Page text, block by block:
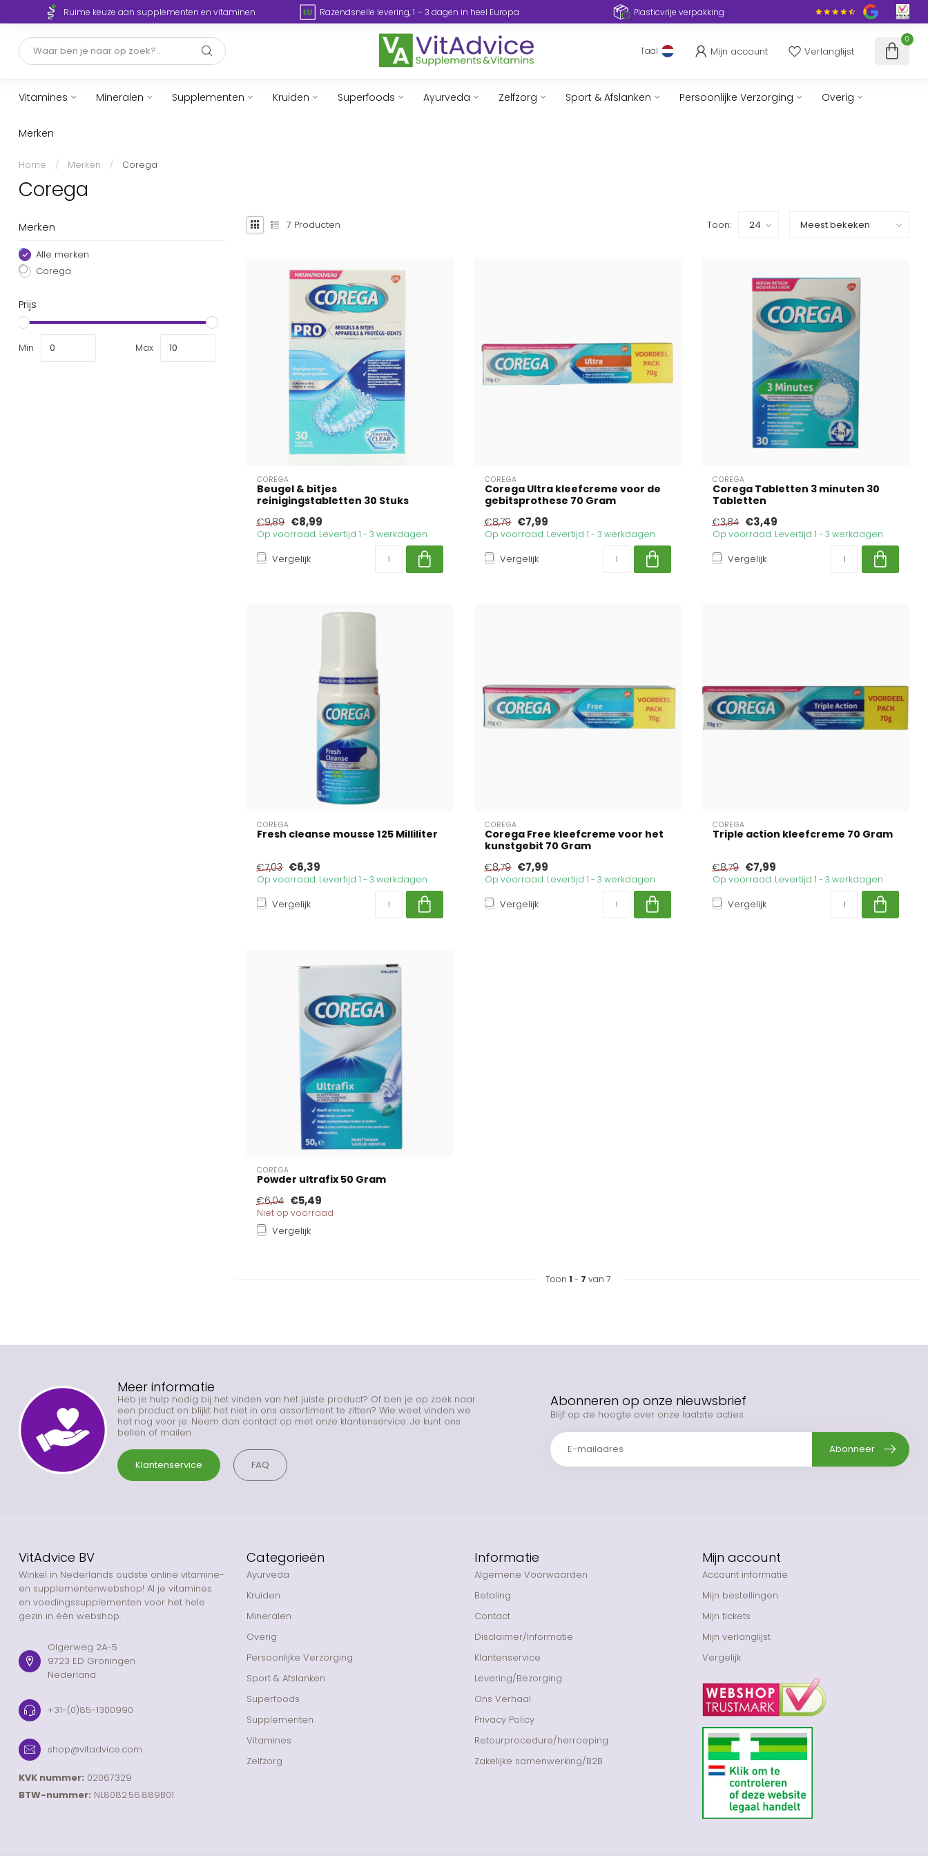
Ruime keuze aan supplementen en vitaminen Razendsnelle levering, 1 – 3 dagen in heel Europa Plasticvrije verpakking
Taal Mijn account Verlanglijst
0
Vitamines Mineralen Supplementen Kruiden Superfoods Ayurveda Zelfzorg Sport & Afslanken Persoonlijke Verzorging Overig
Merken
Home / Merken / Corega
Corega
Merken
Alle merken
Corega
Prijs
Min Max
7 Producten Toon:
COREGA
Beugel & bitjes
reinigingstabletten 30 Stuks
€9,89 €8,99
Op voorraad. Levertijd 1 - 3 werkdagen
Vergelijk
COREGA
Corega Ultra kleefcreme voor de
gebitsprothese 70 Gram
€8,79 €7,99
Op voorraad. Levertijd 1 - 3 werkdagen
Vergelijk
COREGA
Corega Tabletten 3 minuten 30
Tabletten
€3,84 €3,49
Op voorraad. Levertijd 1 - 3 werkdagen
Vergelijk
COREGA
Fresh cleanse mousse 125 Milliliter
€7,03 €6,39
Op voorraad. Levertijd 1 - 3 werkdagen
Vergelijk
COREGA
Corega Free kleefcreme voor het
kunstgebit 70 Gram
€8,79 €7,99
Op voorraad. Levertijd 1 - 3 werkdagen
Vergelijk
COREGA
Triple action kleefcreme 70 Gram
€8,79 €7,99
Op voorraad. Levertijd 1 - 3 werkdagen
Vergelijk
COREGA
Powder ultrafix 50 Gram
€6,04 €5,49
Niet op voorraad
Vergelijk
Toon 1 - 7 van 7
Meer informatie
Heb je hulp nodig bij het vinden van het juiste product? Of ben je op zoek naar
een product en blijkt het niet in ons assortiment te zitten? Wie weet vinden we
het nog voor je. Neem dan contact op met onze klantenservice. Je kunt ons
bellen of mailen.
Klantenservice FAQ
Abonneren op onze nieuwsbrief
Blijf op de hoogte over onze laatste acties
Abonneer
VitAdvice BV
Winkel in Nederlands oudste online vitamine-
en supplementenwebshop! Al je vitamines
en voedingssupplementen voor het hele
gezin in één webshop.
Olgerweg 2A-5
9723 ED Groningen
Nederland
+31-(0)85-1300990
shop@vitadvice.com
KVK nummer: 02067329
BTW-nummer: NL8082.56.889B01
Categorieën
Ayurveda
Kruiden
Mineralen
Overig
Persoonlijke Verzorging
Sport & Afslanken
Superfoods
Supplementen
Vitamines
Zelfzorg
Informatie
Algemene Voorwaarden
Betaling
Contact
Disclaimer/Informatie
Klantenservice
Levering/Bezorging
Ons Verhaal
Privacy Policy
Retourprocedure/herroeping
Zakelijke samenwerking/B2B
Mijn account
Account informatie
Mijn bestellingen
Mijn tickets
Mijn verlanglijst
Vergelijk